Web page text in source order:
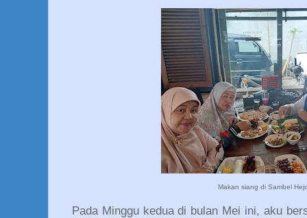
Makan siang di Sambel
Pada Minggu kedua di bulan Mei ini, aku